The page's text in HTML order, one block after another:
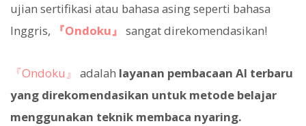
ujian sertifikasi atau bahasa asing seperti bahasa
Inggris,
『Ondoku』 sangat direkomendasikan!
『Ondoku』 adalah layanan pembacaan AI terbaru
yang direkomendasikan untuk metode belajar
menggunakan teknik membaca nyaring.